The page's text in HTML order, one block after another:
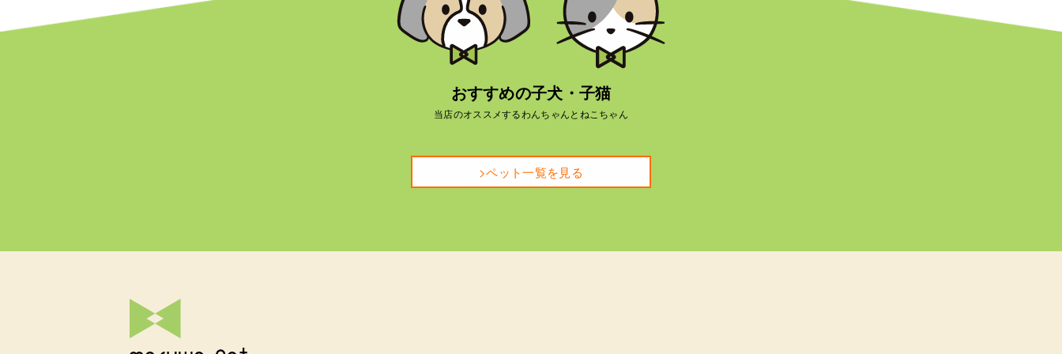
おすすめの子犬・子猫
当店のオススメするわんちゃんとねこちゃん
>ペット一覧を見る